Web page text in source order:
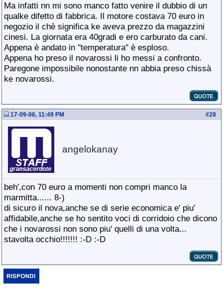
Ma infatti nn mi sono manco fatto venire il dubbio di un
qualke difetto di fabbrica. Il motore costava 70 euro in
negozio il chè significa ke aveva prezzo da magazzini
cinesi. La giornata era 40gradi e ero carburato da cani.
Appena è andato in ''temperatura'' è esploso.
Appena ho preso il novarossi li ho messi a confronto.
Paregone impossibile nonostante nn abbia preso chissà
ke novarossi.
#28
17-09-06, 11:49 PM
angelokanay
beh',con 70 euro a momenti non compri manco la
marmitta...... 8-)
di sicuro il nova,anche se di serie economica e' piu'
affidabile,anche se ho sentito voci di corridoio che dicono
che i novarossi non sono piu' quelli di una volta...
stavolta occhio!!!!!!! :-D :-D